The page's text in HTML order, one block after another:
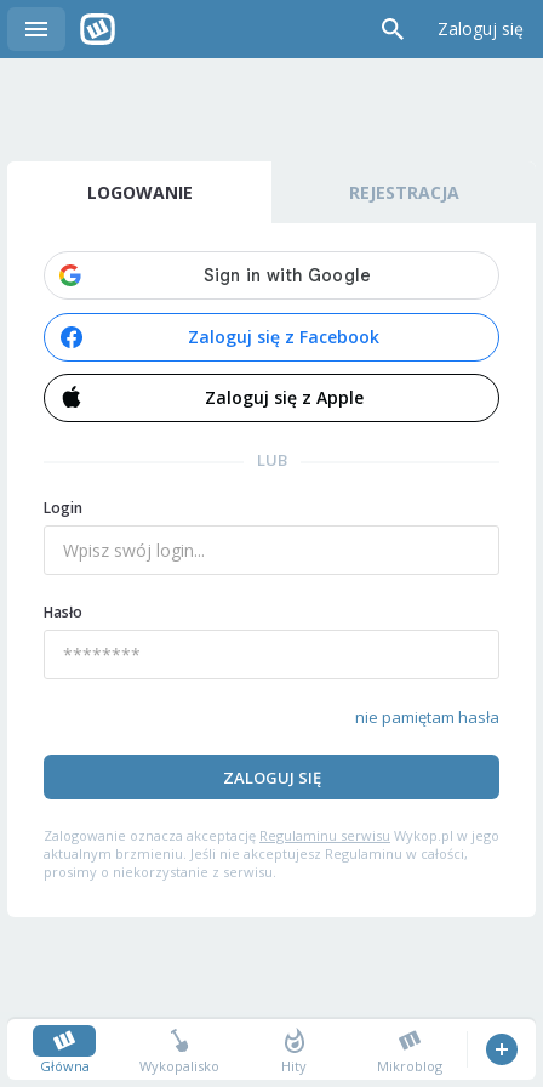
Zaloguj się
LOGOWANIE REJESTRACJA
Zaloguj się z Facebook
Zaloguj się z Apple
LUB
Login
Hasło
nie pamiętam hasła
ZALOGUJ SIĘ
Zalogowanie oznacza akceptację Regulaminu serwisu Wykop.pl w jego
aktualnym brzmieniu. Jeśli nie akceptujesz Regulaminu w całości,
prosimy o niekorzystanie z serwisu.
Główna Wykopalisko Hity Mikroblog